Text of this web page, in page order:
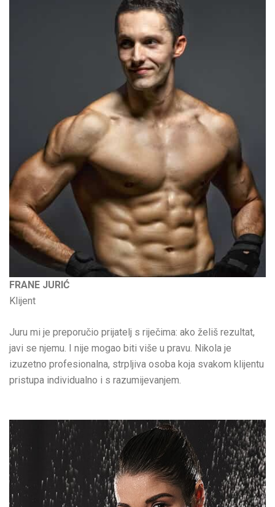
FRANE JURIĆ
Klijent
Juru mi je preporučio prijatelj s riječima: ako želiš rezultat,
javi se njemu. I nije mogao biti više u pravu. Nikola je
izuzetno profesionalna, strpljiva osoba koja svakom klijentu
pristupa individualno i s razumijevanjem.